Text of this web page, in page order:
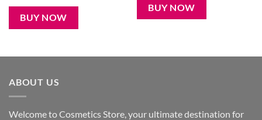
was:
650৳ .
is:
480৳ .
BUY NOW
280৳ .190৳ .
BUY NOW
ABOUT US
Welcome to Cosmetics Store, your ultimate destination for